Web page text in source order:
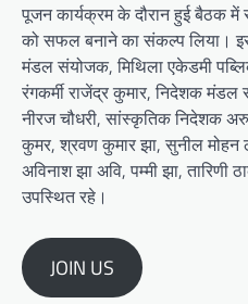
पूजन कार्यक्रम के दौरान हुई बैठक में
को सफल बनाने का संकल्प लिया।
मंडल संयोजक, मिथिला एकेडमी
रंगकर्मी राजेंद्र कुमार, निदेशक
नीरज चौधरी, सांस्कृतिक निदेशक
कुमर, श्रवण कुमार झा, सुनील मोहन
अविनाश झा अवि, पम्मी झा,
उपस्थित रहे।
JOIN US